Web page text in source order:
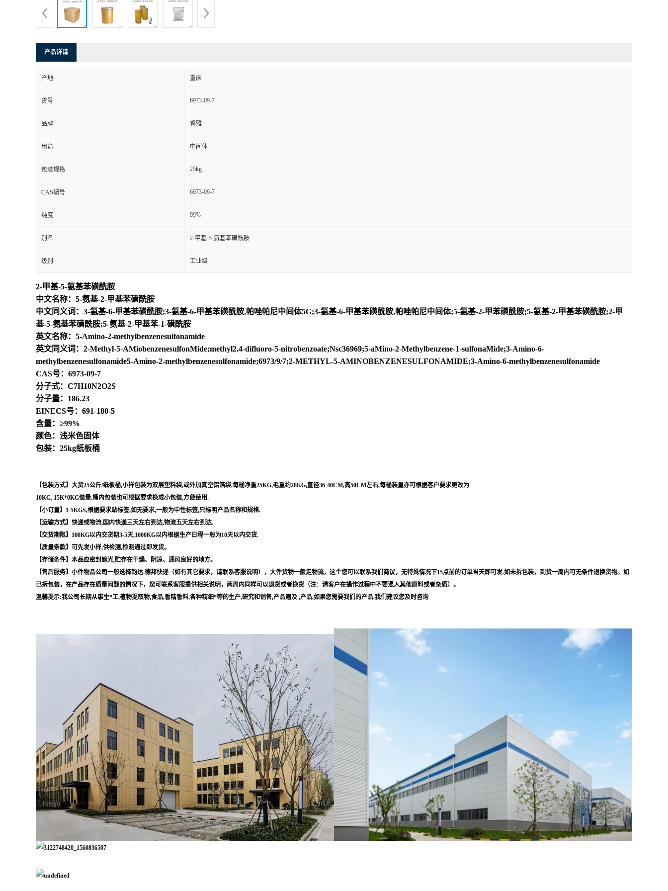
产品详请
产地 重庆
货号 6973-09-7
品牌 睿雅
用途 中间体
包装规格 25kg
CAS编号 6973-09-7
纯度 99%
别名 2-甲基-5-氨基苯磺酰胺
级别 工业级
2-甲基-5-氨基苯磺酰胺
中文名称：5-氨基-2-甲基苯磺酰胺
中文同义词：3-氨基-6-甲基苯磺酰胺;3-氨基-6-甲基苯磺酰胺,帕唑帕尼中间体5G;3-氨基-6-甲基苯磺酰胺,帕唑帕尼中间体;5-氨基-2-甲苯磺酰胺;5-氨基-2-甲基苯磺酰胺;2-甲
基-5-氨基苯磺酰胺;5-氨基-2-甲基苯-1-磺酰胺
英文名称：5-Amino-2-methylbenzenesulfonamide
英文同义词：2-Methyl-5-AMiobenzenesulfonMide;methyl2,4-difluoro-5-nitrobenzoate;Nsc36969;5-aMino-2-Methylbenzene-1-sulfonaMide;3-Amino-6-
methylbenzenesulfonamide5-Amino-2-methylbenzenesulfonamide;6973/9/7;2-METHYL-5-AMINOBENZENESULFONAMIDE;3-Amino-6-methylbenzenesulfonamide
CAS号：6973-09-7
分子式：C7H10N2O2S
分子量：186.23
EINECS号：691-180-5
含量：≥99%
颜色：浅米色固体
包装：25kg纸板桶
【包装方式】大货25公斤/纸板桶,小样包装为双层塑料袋,或外加真空铝箔袋,每桶净重25KG,毛重约28KG,直径36-40CM,高50CM左右,每桶装量亦可根据客户要求更改为
10KG, 15K*0KG装量.桶内包装也可根据要求换成小包装,方便使用.
【小订量】1-5KGS,根据要求贴标签,如无要求,一般为中性标签,只标明产品名称和规格.
【运输方式】快递或物流,国内快递三天左右到达,物流五天左右到达.
【交货期限】100KG以内交货期3-5天,1000KG以内根据生产日程一般为10天以内交货.
【质量条款】可先发小样,供检测,检测通过即发货。
【存储条件】本品应密封遮光,贮存在干燥、阴凉、通风良好的地方。
【售后服务】小件物品公司一般选择韵达.德邦快递（如有其它要求，请联系客服说明），大件货物一般走物流，这个您可以联系我们商议，无特殊情况下15点前的订单当天即可发.如未拆包装，到货一周内可无条件退换货物。如
已拆包装，在产品存在质量问题的情况下，您可联系客服提供相关说明，两周内同样可以退货或者换货（注：请客户在操作过程中不要混入其他原料或者杂质）。
温馨提示:我公司长期从事生*工,植物提取物,食品,香精香料,各种精细*等的生产,研究和销售,产品遍及 ,产品,如果您需要我们的产品,我们建议您及时咨询